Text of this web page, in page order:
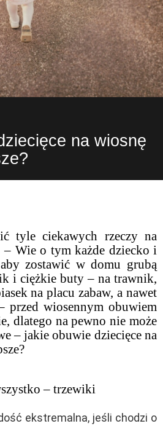
na wiosnę
tyle ciekawych rzeczy na
Wie o tym każde dziecko i
zostawić w domu grubą
i ciężkie buty – na trawnik,
na placu zabaw, a nawet
przed wiosennym obuwiem
dlatego na pewno nie może
– jakie obuwie dziecięce na
– trzewiki
ekstremalna, jeśli chodzi o